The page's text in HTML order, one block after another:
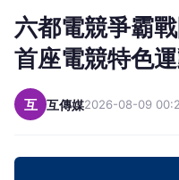
六都電競爭霸
首座電競特色
互 互傳媒2026-08-09